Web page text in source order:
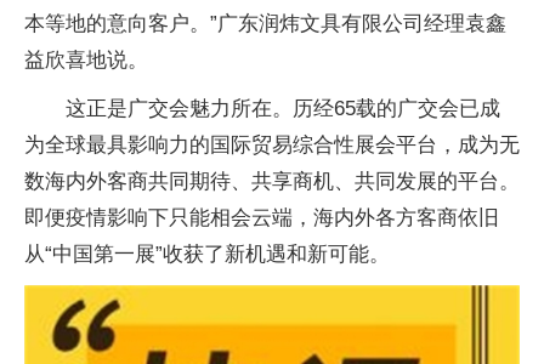
本等地的意向客户。”广东润炜文具有限公司经理袁鑫
益欣喜地说。
这正是广交会魅力所在。历经65载的广交会已成
为全球最具影响力的国际贸易综合性展会平台，成为无
数海内外客商共同期待、共享商机、共同发展的平台。
即便疫情影响下只能相会云端，海内外各方客商依旧
从“中国第一展”收获了新机遇和新可能。